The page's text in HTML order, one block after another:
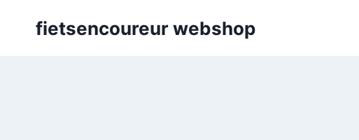
fietsencoureur webshop